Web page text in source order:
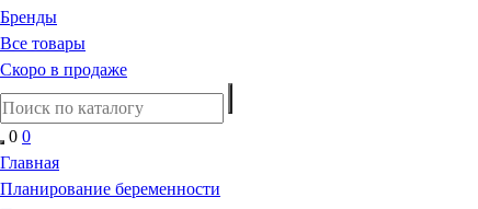
Бренды
Все товары
Скоро в продаже
0 0
Главная
Планирование беременности